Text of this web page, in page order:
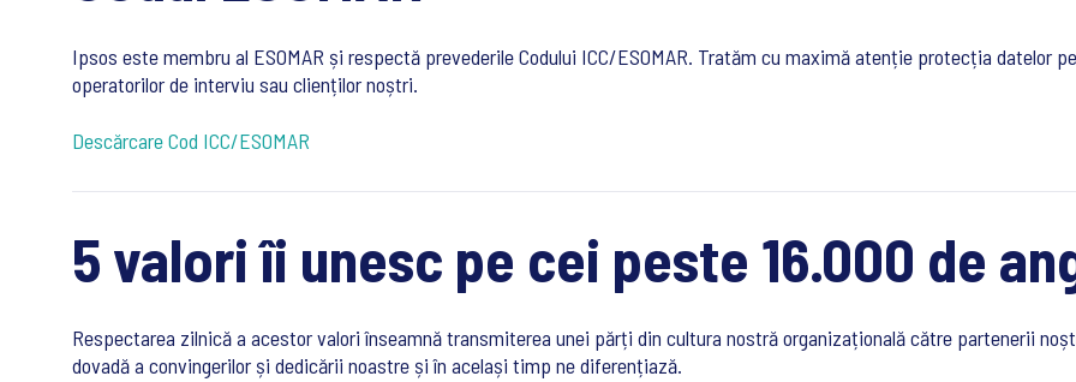
Ipsos este membru al ESOMAR și respectă prevederile Codului ICC/ESOMAR. Tratăm cu maximă atenție protecția datelor
operatorilor de interviu sau clienților noștri.
Descărcare Cod ICC/ESOMAR
5 valori îi unesc pe cei peste 16.000 de
Respectarea zilnică a acestor valori înseamnă transmiterea unei părți din cultura nostră organizațională către partenerii
dovadă a convingerilor și dedicării noastre și în același timp ne diferențiază.